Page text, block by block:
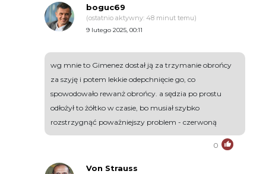
boguc69
(ostatnio aktywny: 48 minut temu)
9 lutego 2025, 00:11
wg mnie to Gimenez dostał ją za trzymanie obrońcy
za szyję i potem lekkie odepchnięcie go, co
spowodowało rewanż obrońcy. a sędzia po prostu
odłożył to żółtko w czasie, bo musiał szybko
rozstrzygnąć poważniejszy problem - czerwoną
0
Von Strauss